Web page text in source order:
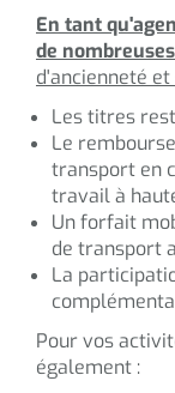
En tant
de
d'ancienneté
Les titres
Le
transport en
travail à
Un forfait
de transport
La
Pour vos
également :